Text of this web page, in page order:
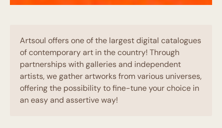
Artsoul offers one of the largest digital catalogues
of contemporary art in the country! Through
partnerships with galleries and independent
artists, we gather artworks from various universes,
offering the possibility to fine-tune your choice in
an easy and assertive way!